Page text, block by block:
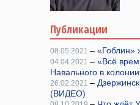
Публикации
08.05.2021 – «Гоблин»
04.04.2021 – «Всё
Навального в
26.02.2021 –
(ВИДЕО)